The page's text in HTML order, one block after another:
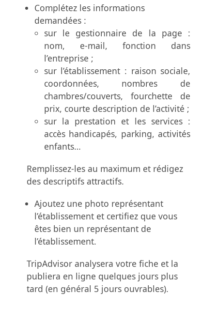
Complétez les informations
demandées :
sur le gestionnaire de la page :
nom, e-mail, fonction dans
l’entreprise ;
sur l’établissement : raison sociale,
coordonnées, nombres de
chambres/couverts, fourchette de
prix, courte description de l’activité ;
sur la prestation et les services :
accès handicapés, parking, activités
enfants…
Remplissez-les au maximum et rédigez
des descriptifs attractifs.
Ajoutez une photo représentant
l’établissement et certifiez que vous
êtes bien un représentant de
l’établissement.
TripAdvisor analysera votre fiche et la
publiera en ligne quelques jours plus
tard (en général 5 jours ouvrables).